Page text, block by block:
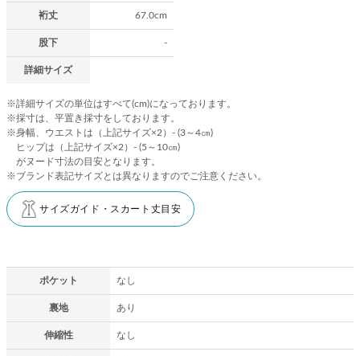
裄丈 67.0cm
股下 -
詳細サイズ
※詳細サイズの単位はすべて(cm)になっております。
※採寸は、平置き採寸をしております。
※身幅、ウエストは（上記サイズ×2）- (3～4㎝)
ヒップは（上記サイズ×2）- (5～10㎝)
がヌード寸法の目安となります。
※ブランド表記サイズとは異なりますのでご注意ください。
サイズガイド・スカート丈目安
ポケット なし
裏地 あり
伸縮性 なし